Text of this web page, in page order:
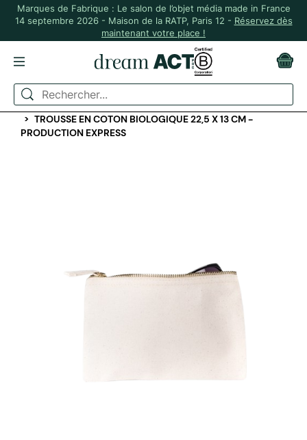
Marques de Fabrique : Le salon de l’objet média made in France
14 septembre 2026 - Maison de la RATP, Paris 12 - Réservez dès
maintenant votre place !
ACCUEIL
SPORT ET VOYAGE
TROUSSES ET POCHETTES
TROUSSE EN COTON BIOLOGIQUE 22,5 X 13 CM -
PRODUCTION EXPRESS